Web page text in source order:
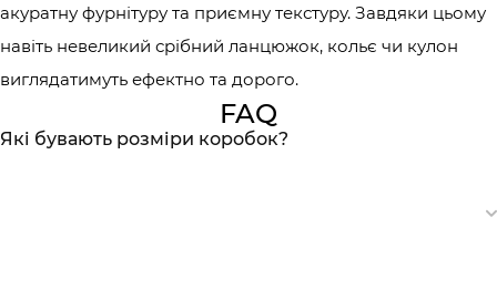
акуратну фурнітуру та приємну текстуру. Завдяки цьому
навіть невеликий срібний ланцюжок, кольє чи кулон
виглядатимуть ефектно та дорого.
FAQ
Які бувають розміри коробок?